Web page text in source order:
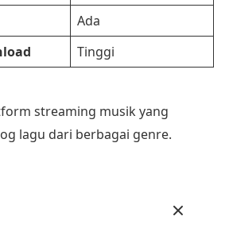
Ada
Tinggi
streaming musik yang
lagu dari berbagai genre.
canggih, seperti rekomendasi